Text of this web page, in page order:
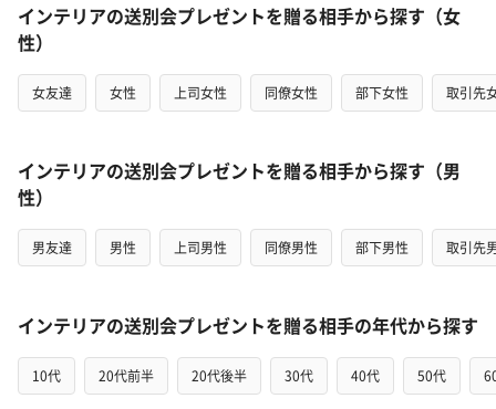
インテリアの送別会プレゼントを贈る相手から探す（女
性）
女友達 女性 上司女性 同僚女性 部下女性 取引先
インテリアの送別会プレゼントを贈る相手から探す（男
性）
男友達 男性 上司男性 同僚男性 部下男性 取引先
インテリアの送別会プレゼントを贈る相手の年代から探す
10代 20代前半 20代後半 30代 40代 50代